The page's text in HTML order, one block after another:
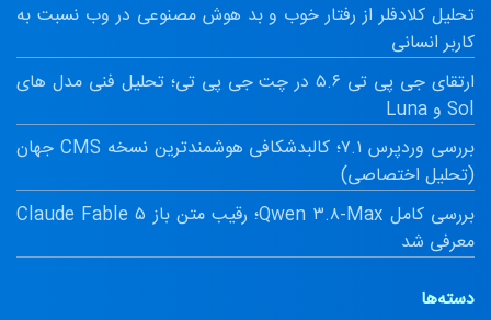
تحلیل کلادفلر از رفتار خوب و بد هوش مصنوعی در وب نسبت به
کاربر انسانی
ارتقای جی پی تی ۵.۶ در چت جی پی تی؛ تحلیل فنی مدل های
Sol و Luna
بررسی وردپرس ۷.۱؛ کالبدشکافی هوشمندترین نسخه CMS جهان
(تحلیل اختصاصی)
بررسی کامل Qwen ۳.۸-Max؛ رقیب متن باز Claude Fable ۵
معرفی شد
دسته‌ها